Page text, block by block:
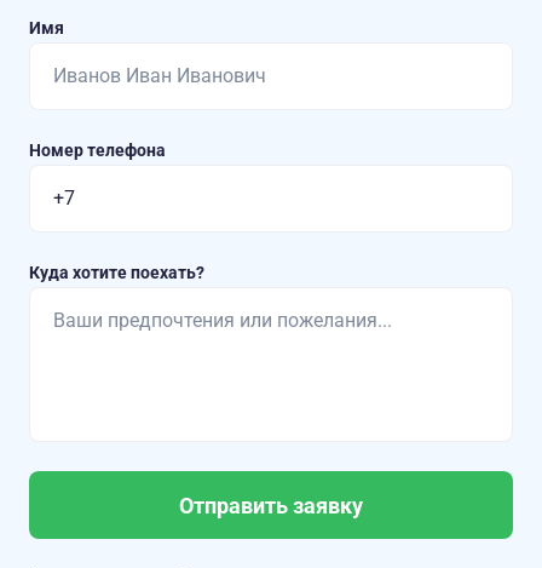
Имя
Номер телефона
Куда хотите поехать?
Отправить заявку